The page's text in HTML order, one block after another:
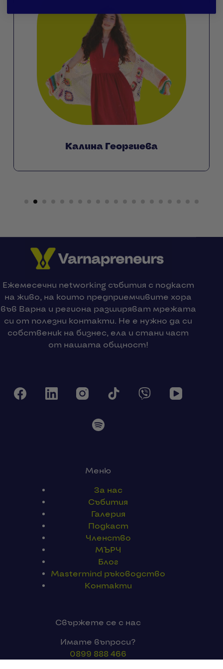
Калина Георгиева
Ежемесечни networking събития с подкаст
на живо, на които предприемчивите хора
във Варна и региона разширяват мрежата
си от полезни контакти. Не е нужно да си
собственик на бизнес, ела и стани част
от нашата общност!
Меню
За нас
Събития
Галерия
Подкаст
Членство
МЪРЧ
Блог
Mastermind ръководство
Контакти
Свържете се с нас
Имате въпроси?
0899 888 466